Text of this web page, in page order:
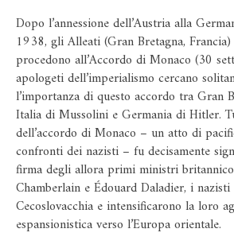
Dopo l’annessione dell’Austria alla
1938, gli Alleati (Gran Bretagna, Francia)
procedono all’Accordo di Monaco (30
apologeti dell’imperialismo cercano
l’importanza di questo accordo tra Gran
Italia di Mussolini e Germania di Hitler.
dell’accordo di Monaco – un atto di
confronti dei nazisti – fu decisamente
firma degli allora primi ministri
Chamberlain e Édouard Daladier, i nazisti
Cecoslovacchia e intensificarono la loro
espansionistica verso l’Europa orientale.